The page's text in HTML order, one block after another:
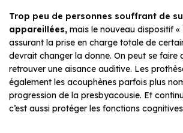
Trop peu de personnes souffrant de
appareillées, mais le nouveau dispositif «
assurant la prise en charge totale de
devrait changer la donne. On peut se faire
retrouver une aisance auditive. Les
également les acouphènes parfois plus
progression de la presbyacousie. Et
c’est aussi protéger les fonctions